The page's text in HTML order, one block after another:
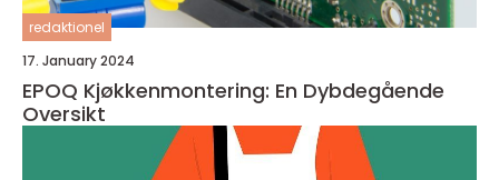
redaktionel
17. January 2024
EPOQ Kjøkkenmontering: En Dybdegående
Oversikt